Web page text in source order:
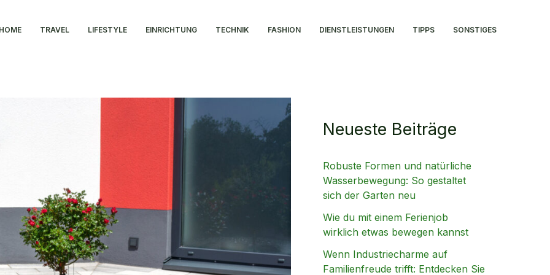
HOME TRAVEL LIFESTYLE EINRICHTUNG TECHNIK FASHION DIENSTLEISTUNGEN TIPPS SONSTIGES
Neueste Beiträge
Robuste Formen und natürliche
Wasserbewegung: So gestaltet
sich der Garten neu
Wie du mit einem Ferienjob
wirklich etwas bewegen kannst
Wenn Industriecharme auf
Familienfreude trifft: Entdecken Sie